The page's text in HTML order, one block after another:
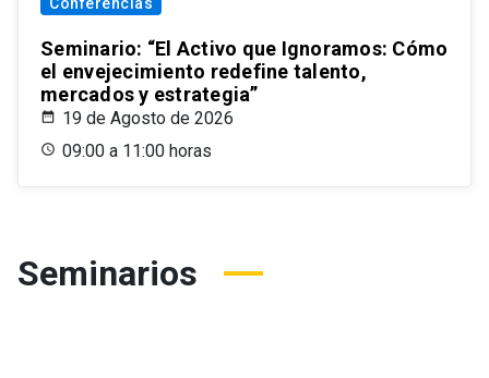
Seminario: “El Activo que Ignoramos: Cómo
el envejecimiento redefine talento,
mercados y estrategia”
19 de Agosto de 2026
09:00 a 11:00 horas
Seminarios